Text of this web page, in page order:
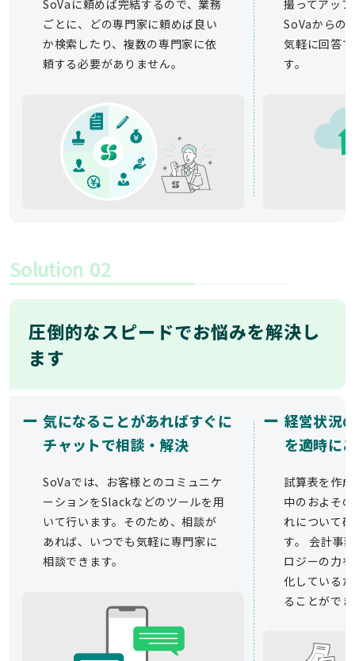
SoVaに頼めば完結するので、業務
ごとに、どの専門家に頼めば良い
か検索したり、複数の専門家に依
頼する必要がありません。
撮ってアッ
SoVaからの
気軽に回答
す。
Solution 02
圧倒的なスピードでお悩みを解決し
ます
ー 気になることがあればすぐに
チャットで相談・解決
SoVaでは、お客様とのコミュニケ
ーションをSlackなどのツールを用
いて行います。そのため、相談が
あれば、いつでも気軽に専門家に
相談できます。
ー 経営状況
を適時に
試算表を作
中のおよそ
れについて
す。 会計事
ロジーの力
化している
ることがで